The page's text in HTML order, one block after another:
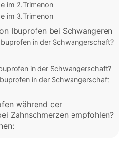
im 2.Trimenon
im 3.Trimenon
Ibuprofen bei Schwangeren
in der Schwangerschaft?
in der Schwangerschaft?
in der Schwangerschaft
während der
Zahnschmerzen empfohlen?